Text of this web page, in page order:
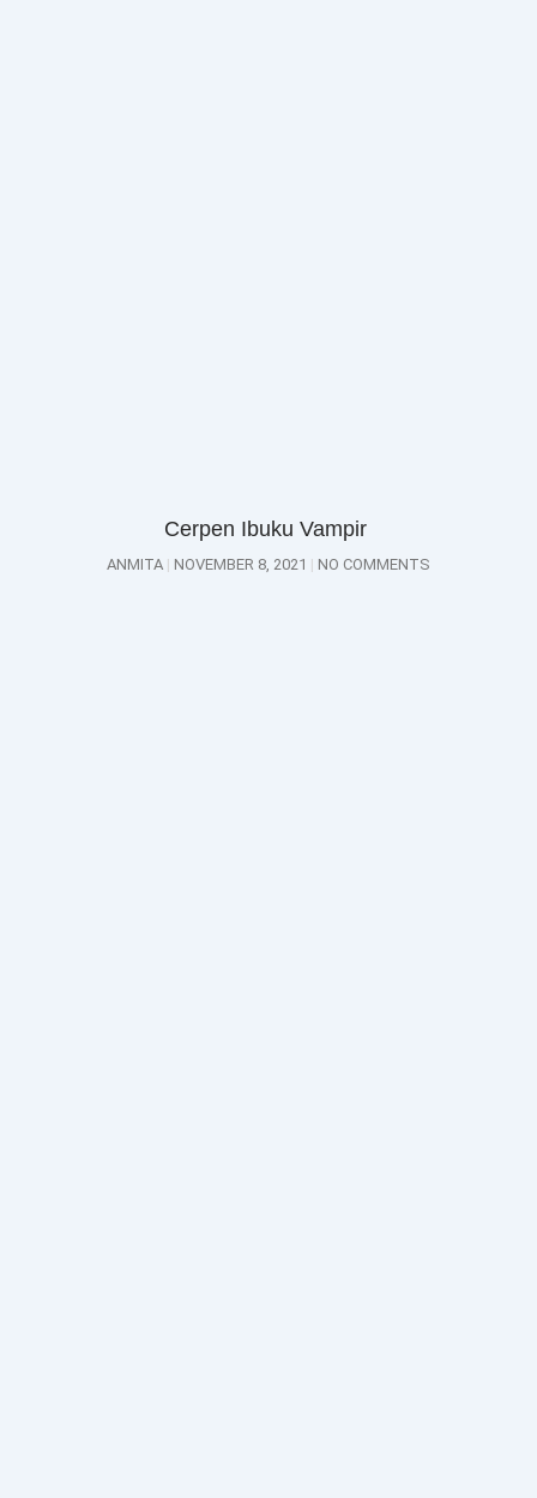
Cerpen Ibuku Vampir
ANMITA NOVEMBER 8, 2021 NO COMMENTS